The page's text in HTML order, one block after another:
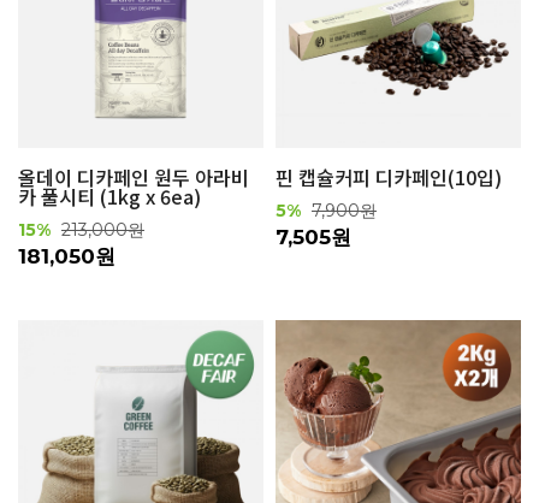
올데이 디카페인 원두 아라비
카 풀시티 (1kg x 6ea)
15% 213,000원
181,050원
핀 캡슐커피 디카페인(10입)
5% 7,900원
7,505원